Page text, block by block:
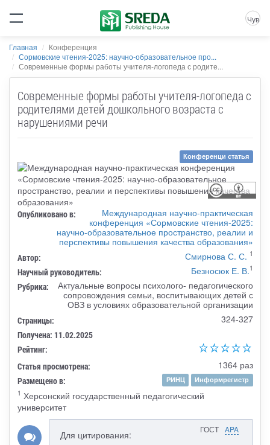
Чув
Главная
Конференция
Сормовские чтения-2025: научно-образовательное про...
Современные формы работы учителя-логопеда с родите...
Современные формы работы учителя-логопеда с
родителями детей дошкольного возраста с
нарушениями речи
Конференци статья
Опубликовано в:
Международная научно-практическая
конференция «Сормовские чтения-2025:
научно-образовательное пространство, реалии и
перспективы повышения качества образования»
Автор: Смирнова С. С. 1
Научный руководитель: Безносюк Е. В.1
Рубрика:
Актуальные вопросы психолого- педагогического
сопровождения семьи, воспитывающих детей с
ОВЗ в условиях образовательной организации
Страницы: 324-327
Получена: 11.02.2025
Рейтинг:
Статья просмотрена:
1364 раз
Размещено в: РИНЦ
Информрегистр
1 Херсонский государственный педагогический
университет
ГОСТ APA
Для цитирования: